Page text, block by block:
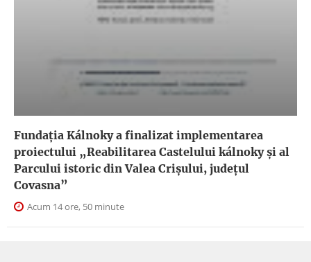
Fundația Kálnoky a finalizat implementarea
proiectului „Reabilitarea Castelului kálnoky și al
Parcului istoric din Valea Crișului, județul
Covasna”
Acum 14 ore, 50 minute